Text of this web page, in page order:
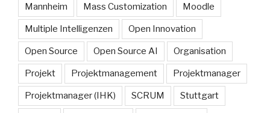
Mannheim Mass Customization Moodle
Multiple Intelligenzen Open Innovation
Open Source Open Source AI Organisation
Projekt Projektmanagement Projektmanager
Projektmanager (IHK) SCRUM Stuttgart